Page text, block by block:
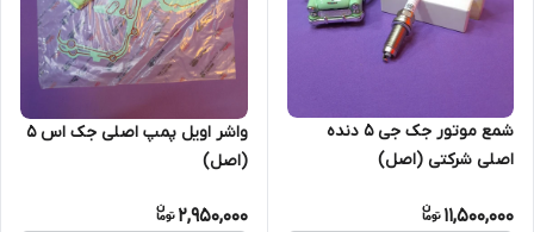
شمع موتور جک جی 5 دنده
اصلی شرکتی (اصل)
11,500,000
واشر اویل پمپ اصلی جک اس 5
(اصل)
2,950,000